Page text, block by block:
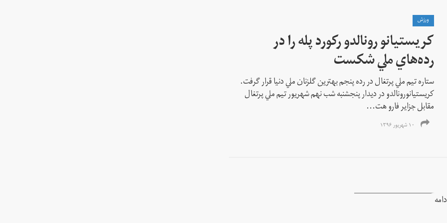
ورزش
كريستيانو رونالدو ركورد پله را در
رده‌هاي ملي شكست
ستاره تيم ملي پرتغال در رده پنجم بهترين گلزنان ملي دنيا قرار گرفت.
کریستیانورونالدو در ديدار پنجشنبه شب نهم شهریور تيم ملي پرتغال
مقابل جزاير فارو هت...
۱۰ شهریور ۱۳۹۶